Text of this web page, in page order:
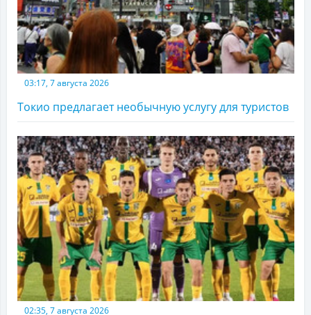
03:17, 7 августа 2026
Токио предлагает необычную услугу для туристов
02:35, 7 августа 2026